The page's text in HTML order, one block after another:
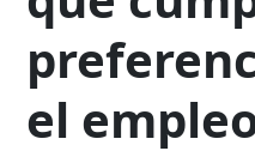
el